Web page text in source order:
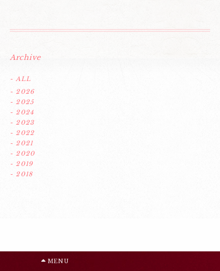
Archive
- ALL
- 2026
- 2025
- 2024
- 2023
- 2022
- 2021
- 2020
- 2019
- 2018
MENU